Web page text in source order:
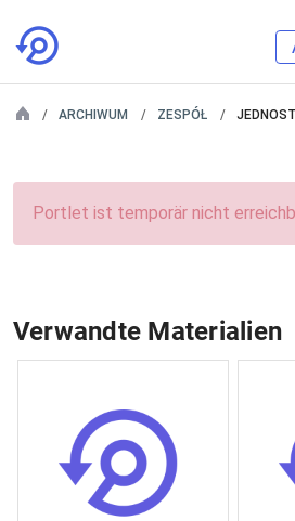
ARCHIWUM ZESPÓŁ
Portlet ist temporär nicht
Verwandte Materialien